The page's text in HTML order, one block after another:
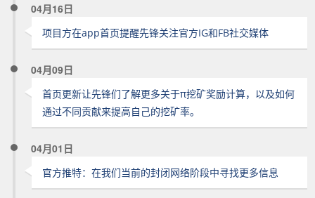
04月16日
项目方在app首页提醒先锋关注官方IG和FB社交媒体
04月09日
首页更新让先锋们了解更多关于π挖矿奖励计算，以及如何
通过不同贡献来提高自己的挖矿率。
04月01日
官方推特：在我们当前的封闭网络阶段中寻找更多信息